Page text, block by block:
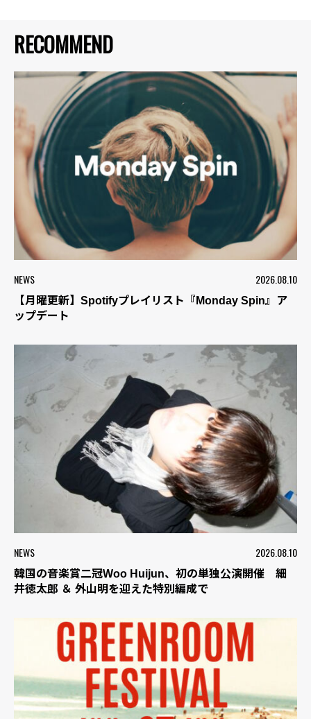
RECOMMEND
NEWS 2026.08.10
【月曜更新】Spotifyプレイリスト『Monday Spin』ア
ップデート
NEWS 2026.08.10
韓国の音楽賞二冠Woo Huijun、初の単独公演開催 細
井徳太郎 ＆ 外山明を迎えた特別編成で